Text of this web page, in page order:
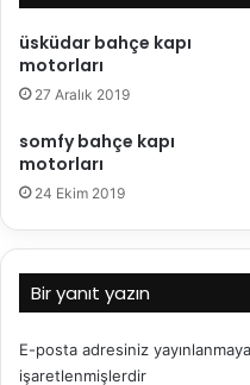
üsküdar bahçe kapı
motorları
27 Aralık 2019
somfy bahçe kapı
motorları
24 Ekim 2019
Bir yanıt yazın
E-posta adresiniz
işaretlenmişlerdir